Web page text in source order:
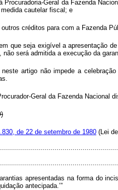
Procuradoria-Geral da Fazenda
cautelar fiscal; e
outros créditos para com a Fazenda
que seja exigível a apresentação
, não será admitida a execução da
artigo não impede a
Geral da Fazenda Nacional
de 22 de setembro de 1980 (Lei
apresentadas na forma do
antecipada.’”